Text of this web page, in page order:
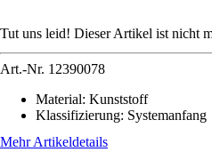
Tut uns leid! Dieser Artikel ist nicht
Art.-Nr. 12390078
Material: Kunststoff
Klassifizierung: Systemanfang
Mehr Artikeldetails